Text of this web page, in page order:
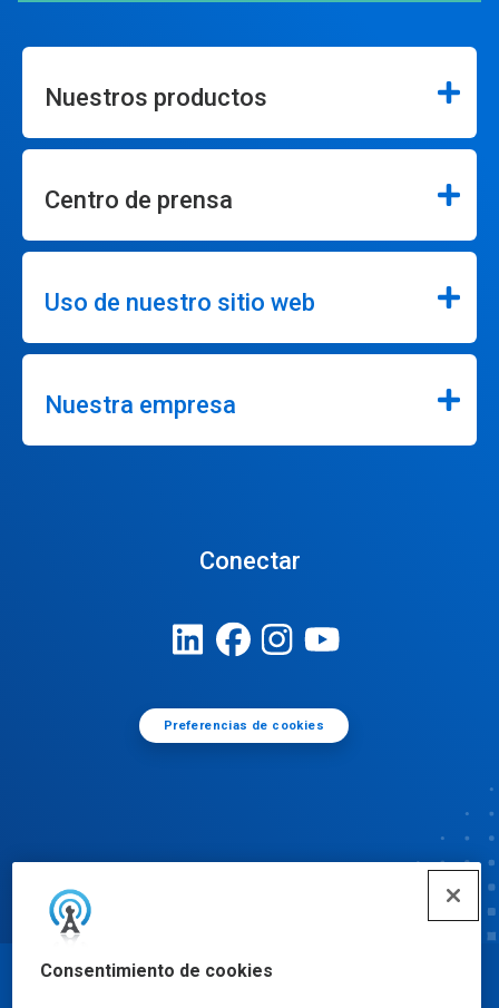
Consentimiento de cookies
Nuestros productos
Centro de prensa
Uso de nuestro sitio web
Nuestra empresa
Conectar
Preferencias de cookies